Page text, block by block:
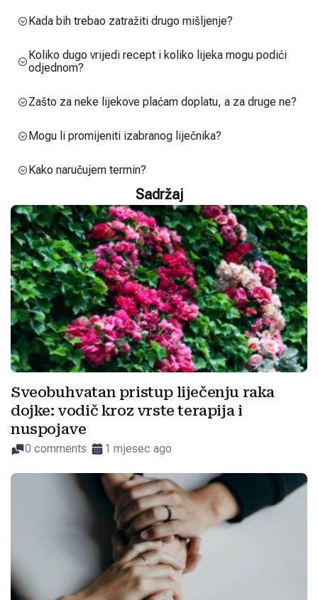
Kada bih trebao zatražiti drugo mišljenje?
Koliko dugo vrijedi recept i koliko lijeka mogu podići
odjednom?
Zašto za neke lijekove plaćam doplatu, a za druge ne?
Mogu li promijeniti izabranog liječnika?
Kako naručujem termin?
Sadržaj
Sveobuhvatan pristup liječenju raka
dojke: vodič kroz vrste terapija i
nuspojave
0 comments 1 mjesec ago